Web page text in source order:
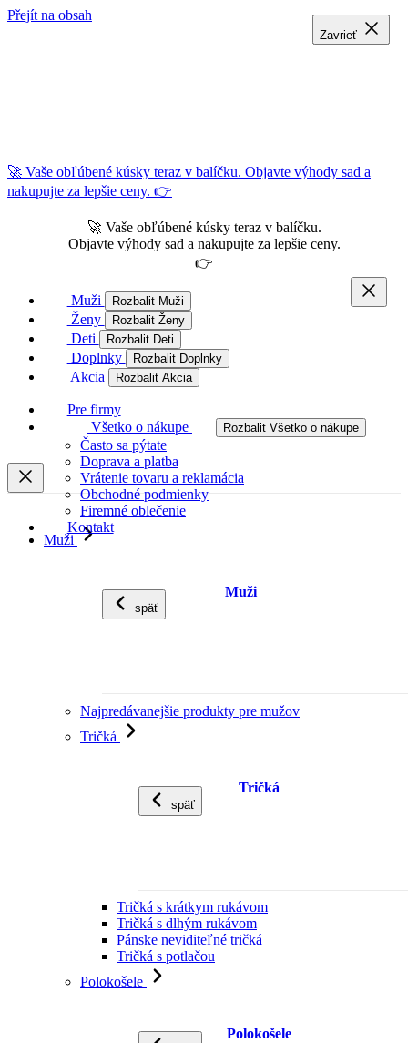
Přejít na obsah
🚀 Vaše obľúbené kúsky teraz v balíčku. Objavte výhody sad a
nakupujte za lepšie ceny. 👉
🚀 Vaše obľúbené kúsky teraz v balíčku.
Objavte výhody sad a nakupujte za lepšie ceny.
👉
Muži Rozbalit Muži
Ženy Rozbalit Ženy
Deti Rozbalit Deti
Doplnky Rozbalit Doplnky
Akcia Rozbalit Akcia
Pre firmy
Všetko o nákupe
Rozbalit Všetko o nákupe
Často sa pýtate
Doprava a platba
Vrátenie tovaru a reklamácia
Obchodné podmienky
Firemné oblečenie
Kontakt
Muži
späť
Muži
Najpredávanejšie produkty pre mužov
Tričká
späť
Tričká
Tričká s krátkym rukávom
Tričká s dlhým rukávom
Pánske neviditeľné tričká
Tričká s potlačou
Polokošele
Polokošele
Zavrieť
Zavrieť
Zavrieť